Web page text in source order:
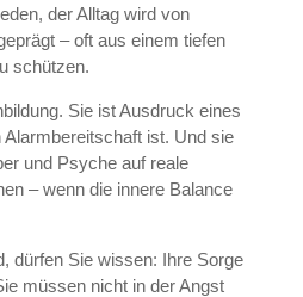
der Alltag wird von
– oft aus einem tiefen
schützen.
Sie ist Ausdruck eines
ist. Und sie
und Psyche auf reale
– wenn die innere Balance
dürfen Sie wissen: Ihre Sorge
müssen nicht in der Angst